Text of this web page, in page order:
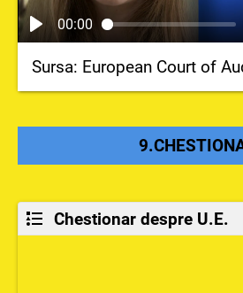
00:00
Sursa: European Court of
Chestionar despre U.E.